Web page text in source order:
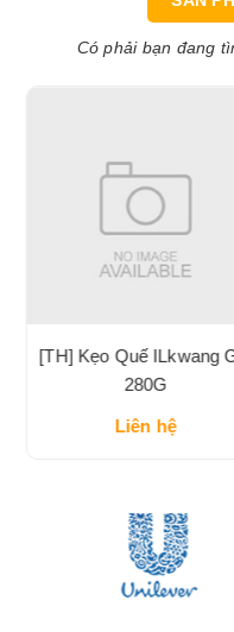
Có phải bạn đang
[TH] Kẹo Quế ILkwang
280G
Liên hệ